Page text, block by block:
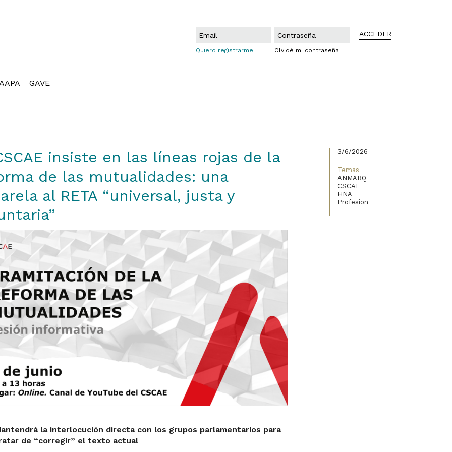
Quiero registrarme Olvidé mi contraseña
ACCEDER
GAVE
insiste en las líneas rojas de la
de las mutualidades: una
al RETA “universal, justa y
la interlocución directa con los grupos parlamentarios para
de “corregir” el texto actual
3/6/2026
Temas
ANMARQ
CSCAE
HNA
Profesion